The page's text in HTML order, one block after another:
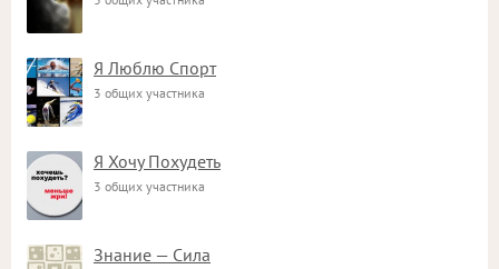
Я Люблю Спорт
3 общих участника
Я Хочу Похудеть
3 общих участника
Знание — Сила